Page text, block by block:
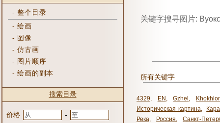
-整个目录
-绘画
- 图像
-仿古画
- 图片顺序
-绘画的副本
搜索目录
价格
-
关键字搜寻图片:
所有关键字
4329, EN , Gzhel ,
Историческая картина,
Река, Россия,
Санкт-